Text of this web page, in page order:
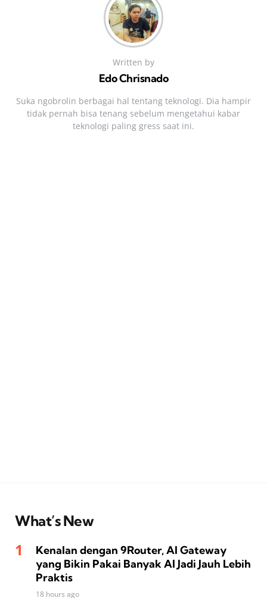
Written by
Edo Chrisnado
Suka ngobrolin berbagai hal tentang teknologi. Dia hampir
tidak pernah bisa tenang sebelum mengetahui kabar
teknologi paling gress saat ini.
What’s New
Kenalan dengan 9Router, AI Gateway
yang Bikin Pakai Banyak AI Jadi Jauh Lebih
Praktis
18 hours ago